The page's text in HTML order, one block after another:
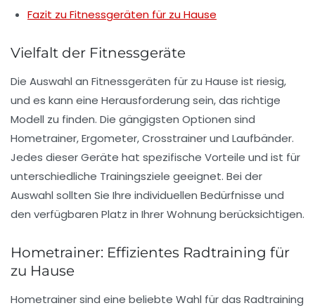
Fazit zu Fitnessgeräten für zu Hause
Vielfalt der Fitnessgeräte
Die Auswahl an Fitnessgeräten für zu Hause ist riesig,
und es kann eine Herausforderung sein, das richtige
Modell zu finden. Die gängigsten Optionen sind
Hometrainer,Ergometer,Crosstrainerund Laufbänder.
Jedes dieser Geräte hat spezifische Vorteile und ist für
unterschiedliche Trainingsziele geeignet. Bei der
Auswahl sollten Sie Ihre individuellen Bedürfnisse und
den verfügbaren Platz in Ihrer Wohnung berücksichtigen.
Hometrainer: Effizientes Radtraining für
zu Hause
Hometrainersind eine beliebte Wahl für das Radtraining